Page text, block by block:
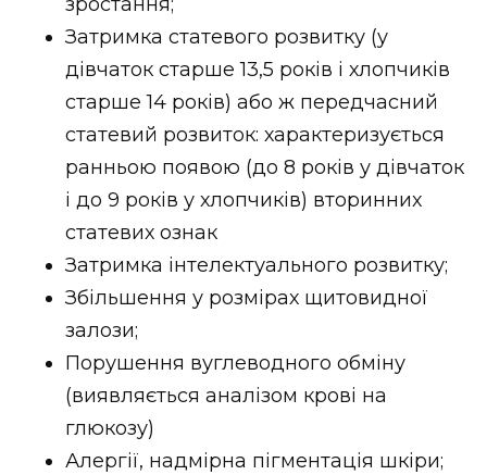
Затримка статевого розвитку (у
дівчаток старше 13,5 років і хлопчиків
старше 14 років) або ж передчасний
статевий розвиток: характеризується
ранньою появою (до 8 років у дівчаток
і до 9 років у хлопчиків) вторинних
статевих ознак
Затримка інтелектуального розвитку;
Збільшення у розмірах щитовидної
залози;
Порушення вуглеводного обміну
(виявляється аналізом крові на
глюкозу)
Алергії, надмірна пігментація шкіри;